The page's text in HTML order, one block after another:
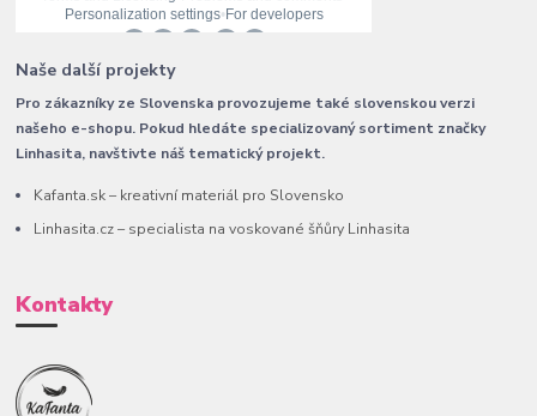
Naše další projekty
Pro zákazníky ze Slovenska provozujeme také slovenskou verzi
našeho e-shopu. Pokud hledáte specializovaný sortiment značky
Linhasita, navštivte náš tematický projekt.
Kafanta.sk – kreativní materiál pro Slovensko
Linhasita.cz – specialista na voskované šňůry Linhasita
Kontakty